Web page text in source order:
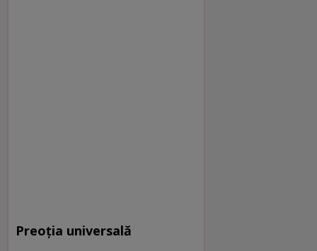
Preoția universală